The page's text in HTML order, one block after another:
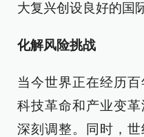
大复兴创设良好的国
化解风险挑战
当今世界正在经历
科技革命和产业变
深刻调整。同时，